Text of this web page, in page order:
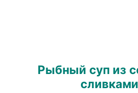
Рыбный суп из
сливками